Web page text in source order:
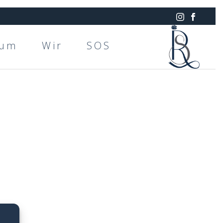
Wir SOS